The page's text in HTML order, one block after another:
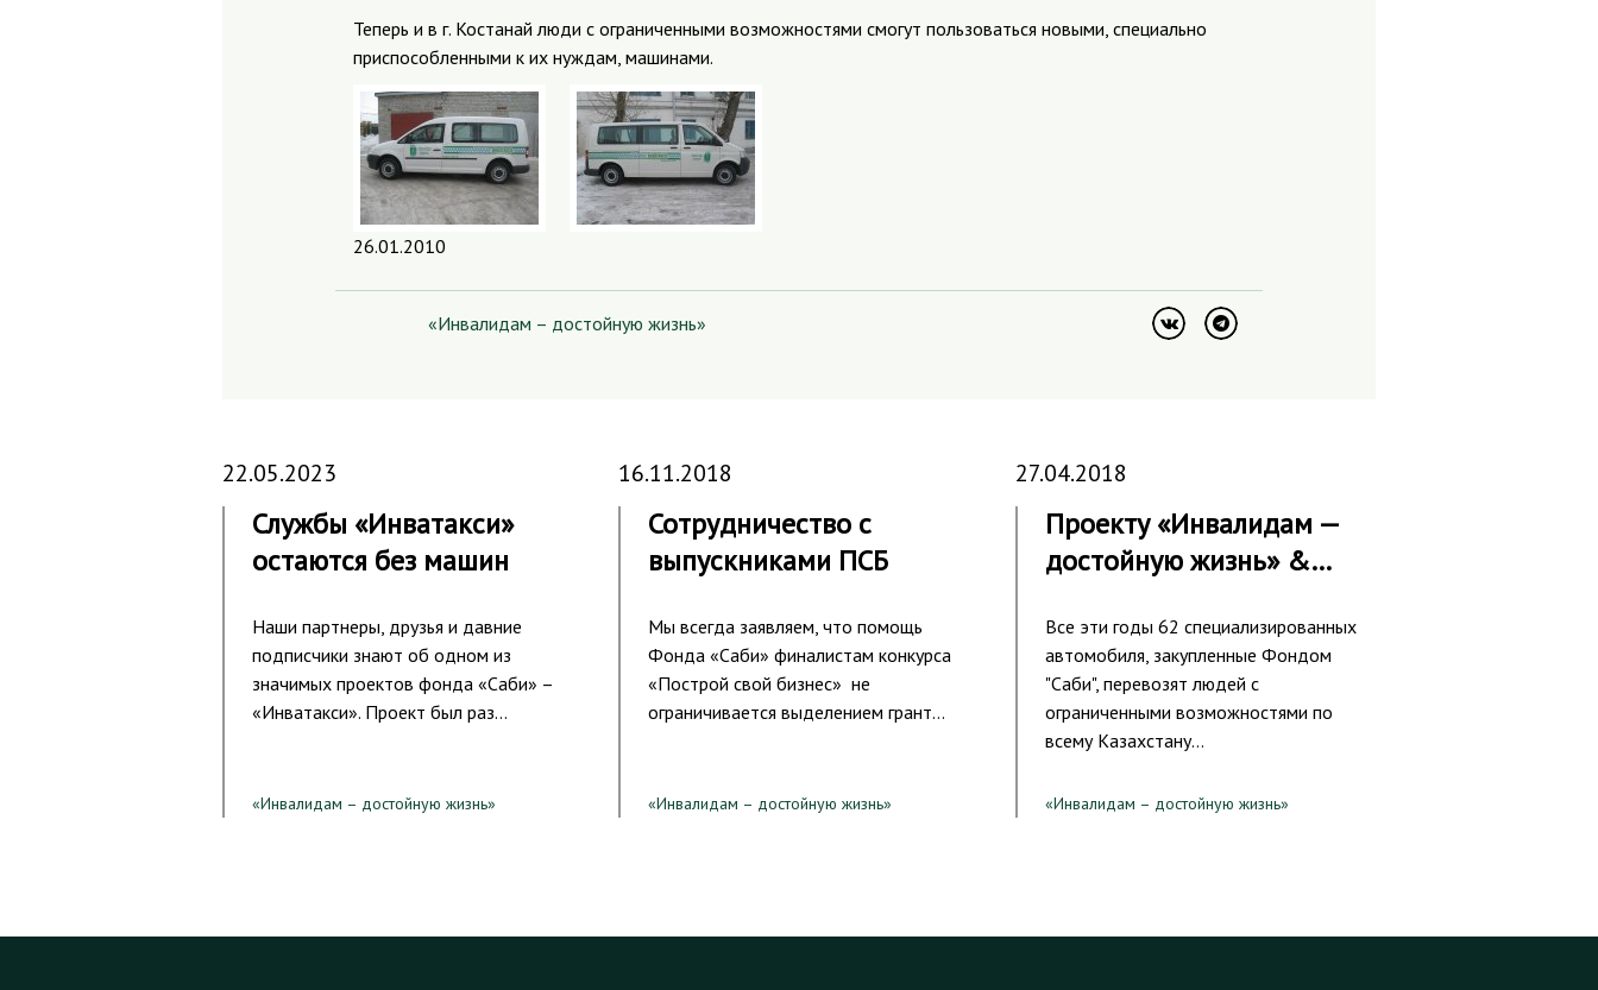
Теперь и в г. Костанай люди с ограниченными возможностями смогут пользоваться новыми, специально
приспособленными к их нуждам, машинами.
26.01.2010
«Инвалидам – достойную жизнь»
22.05.2023
Службы «Инватакси»
остаются без машин
Наши партнеры, друзья и давние
подписчики знают об одном из
значимых проектов фонда «Саби» –
«Инватакси». Проект был раз…
«Инвалидам – достойную жизнь»
16.11.2018
Сотрудничество с
выпускниками ПСБ
Мы всегда заявляем, что помощь
Фонда «Саби» финалистам конкурса
«Построй свой бизнес» не
ограничивается выделением грант…
«Инвалидам – достойную жизнь»
27.04.2018
Проекту «Инвалидам —
достойную жизнь» &…
Все эти годы 62 специализированных
автомобиля, закупленные Фондом
"Саби", перевозят людей с
ограниченными возможностями по
всему Казахстану…
«Инвалидам – достойную жизнь»